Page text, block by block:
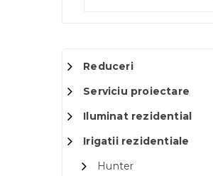
Reduceri
Serviciu proiectare
Iluminat rezidential
Irigatii rezidentiale
Hunter